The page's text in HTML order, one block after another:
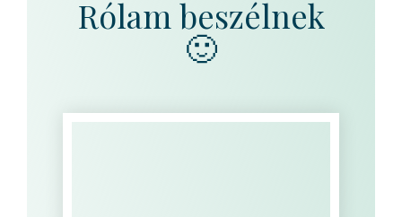
Rólam beszélnek
🙂